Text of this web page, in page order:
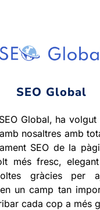
SEO Global
Global, ha
nosaltres amb
SEO de la
més fresc,
gràcies per
en un camp tan
cada cop a més